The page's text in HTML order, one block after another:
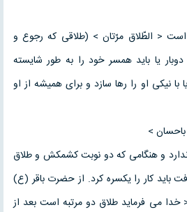
< الطّلاق مرّتان > (طلاقی که رجوع و
یا باید همسر خود را به طور شایسته
با نیکی او را رها سازد و برای همیشه از او
>
و هنگامی که دو نوبت کشمکش و طلاق
کار را یکسره کرد. از حضرت باقر (ع)
خدا می فرماید طلاق دو مرتبه است بعد از